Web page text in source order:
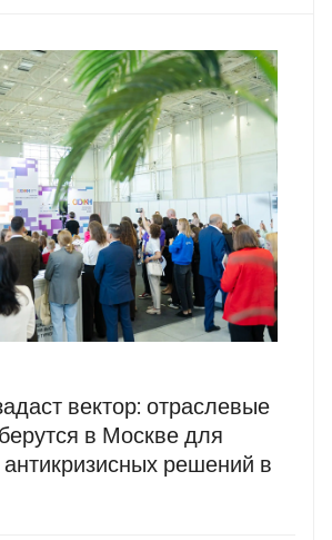
вектор: отраслевые
в Москве для
решений в